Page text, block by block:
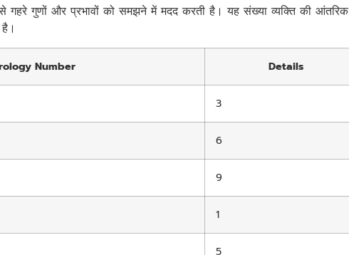
गहरे गुणों और प्रभावों को समझने में मदद करती है। यह संख्या व्यक्ति की आंतरिक
Number Details
3
6
9
1
5